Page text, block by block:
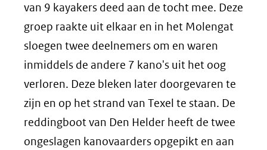
van 9 kayakers deed aan de tocht mee. Deze
groep raakte uit elkaar en in het Molengat
sloegen twee deelnemers om en waren
inmiddels de andere 7 kano's uit het oog
verloren. Deze bleken later doorgevaren te
zijn en op het strand van Texel te staan. De
reddingboot van Den Helder heeft de twee
ongeslagen kanovaarders opgepikt en aan